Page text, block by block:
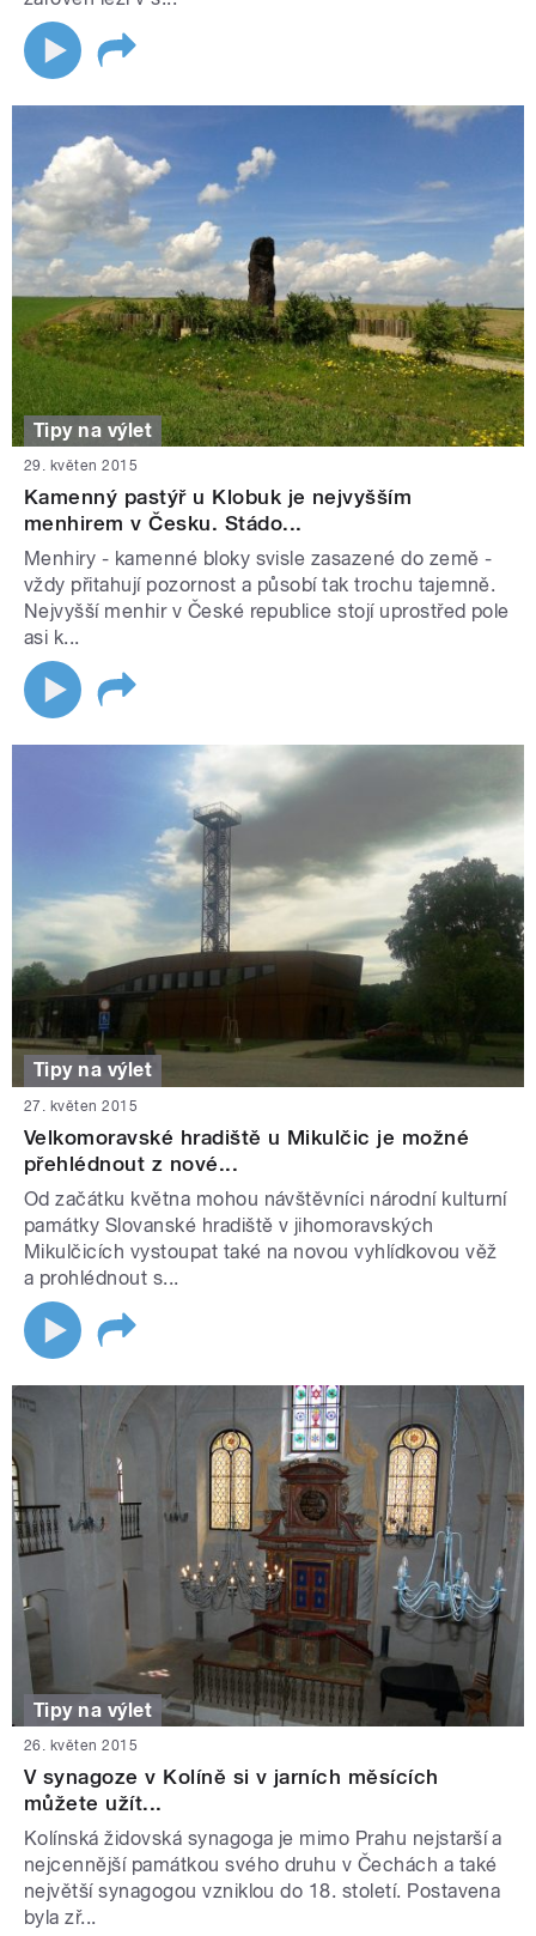
Tipy na výlet
29. květen 2015
Kamenný pastýř u Klobuk je nejvyšším
menhirem v Česku. Stádo...
Menhiry - kamenné bloky svisle zasazené do země -
vždy přitahují pozornost a působí tak trochu tajemně.
Nejvyšší menhir v České republice stojí uprostřed pole
asi k...
Tipy na výlet
27. květen 2015
Velkomoravské hradiště u Mikulčic je možné
přehlédnout z nové...
Od začátku května mohou návštěvníci národní kulturní
památky Slovanské hradiště v jihomoravských
Mikulčicích vystoupat také na novou vyhlídkovou věž
a prohlédnout s...
Tipy na výlet
26. květen 2015
V synagoze v Kolíně si v jarních měsících
můžete užít...
Kolínská židovská synagoga je mimo Prahu nejstarší a
nejcennější památkou svého druhu v Čechách a také
největší synagogou vzniklou do 18. století. Postavena
byla zř...